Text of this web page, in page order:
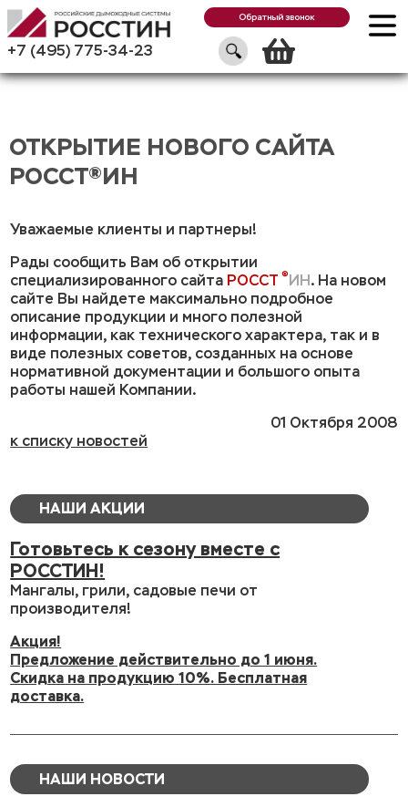
+7 (495) 775-34-23
Обратный звонок
ОТКРЫТИЕ НОВОГО САЙТА
РОССТ®ИН
Уважаемые клиенты и партнеры!
Рады сообщить Вам об открытии
специализированного сайта РОССТ ®ИН. На новом
сайте Вы найдете максимально подробное
описание продукции и много полезной
информации, как технического характера, так и в
виде полезных советов, созданных на основе
нормативной документации и большого опыта
работы нашей Компании.
01 Октября 2008
к списку новостей
НАШИ АКЦИИ
Готовьтесь к сезону вместе с
РОССТИН!
Мангалы, грили, садовые печи от
производителя!
Акция!
Предложение действительно до 1 июня.
Скидка на продукцию 10%. Бесплатная
доставка.
НАШИ НОВОСТИ